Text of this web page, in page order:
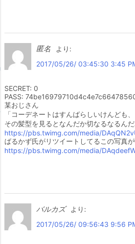
匿名
より:
2017/05/26/ 03:45:30 3:45
SECRET: 0
PASS:
某おじさん
「コーデネートはすんばらしいけんども、
その髪型を見るとなんだか切なるなるん
https://pbs.twimg.com/media/
ばるかず氏がリツイートしてるこの写真
https://pbs.twimg.com/media/
バルカズ
より:
2017/05/26/ 09:56:43 9:56